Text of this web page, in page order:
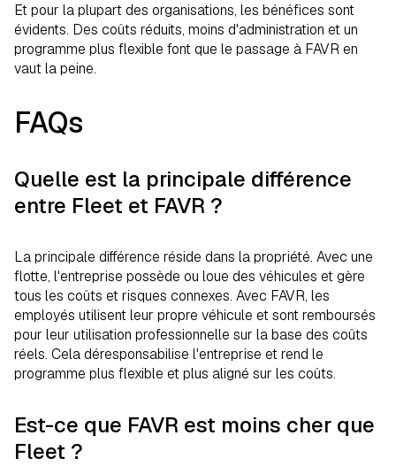
Et pour la plupart des organisations, les bénéfices sont
évidents. Des coûts réduits, moins d'administration et un
programme plus flexible font que le passage à FAVR en
vaut la peine.
FAQs
Quelle est la principale différence
entre Fleet et FAVR ?
La principale différence réside dans la propriété. Avec une
flotte, l'entreprise possède ou loue des véhicules et gère
tous les coûts et risques connexes. Avec FAVR, les
employés utilisent leur propre véhicule et sont remboursés
pour leur utilisation professionnelle sur la base des coûts
réels. Cela déresponsabilise l'entreprise et rend le
programme plus flexible et plus aligné sur les coûts.
Est-ce que FAVR est moins cher que
Fleet ?